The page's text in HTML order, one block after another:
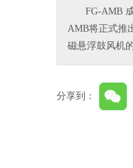
FG-AMB
AMB将正式推
磁悬浮鼓风机
分享到：